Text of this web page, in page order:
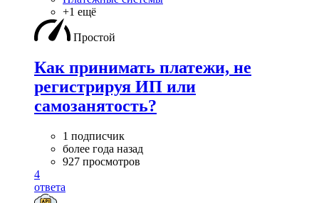
+1 ещё
Простой
Как принимать платежи, не
регистрируя ИП или
самозанятость?
1 подписчик
более года назад
927 просмотров
4
ответа